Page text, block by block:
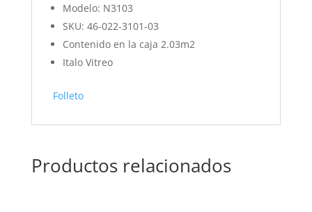
Modelo: N3103
SKU: 46-022-3101-03
Contenido en la caja 2.03m2
Italo Vitreo
Folleto
Productos relacionados